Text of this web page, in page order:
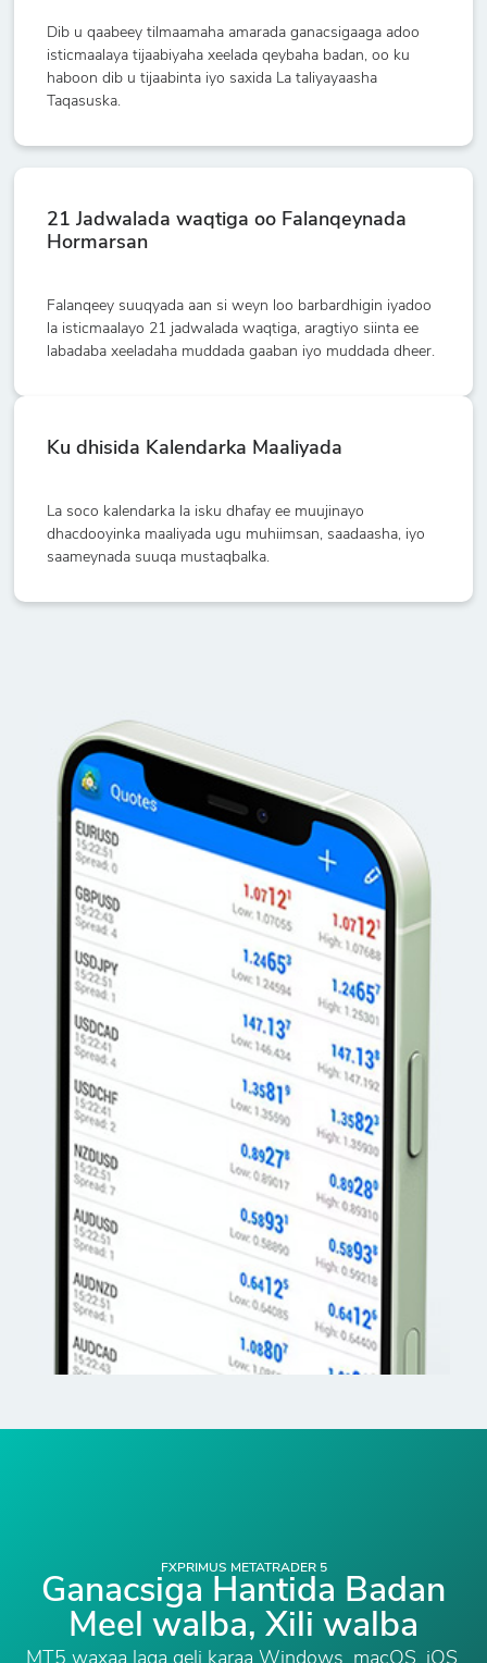
Dib u qaabeey tilmaamaha amarada ganacsigaaga adoo
isticmaalaya tijaabiyaha xeelada qeybaha badan, oo ku
haboon dib u tijaabinta iyo saxida La taliyayaasha
Taqasuska.
21 Jadwalada waqtiga oo Falanqeynada
Hormarsan
Falanqeey suuqyada aan si weyn loo barbardhigin iyadoo
la isticmaalayo 21 jadwalada waqtiga, aragtiyo siinta ee
labadaba xeeladaha muddada gaaban iyo muddada dheer.
Ku dhisida Kalendarka Maaliyada
La soco kalendarka la isku dhafay ee muujinayo
dhacdooyinka maaliyada ugu muhiimsan, saadaasha, iyo
saameynada suuqa mustaqbalka.
FXPRIMUS METATRADER 5
Ganacsiga Hantida Badan
Meel walba, Xili walba